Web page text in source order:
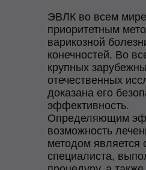
ЭВЛК во всем
приоритетным
варикозной
конечностей. Во
крупных
отечественных
доказана его
эффективность.
Определяющим
возможность
методом является
специалиста,